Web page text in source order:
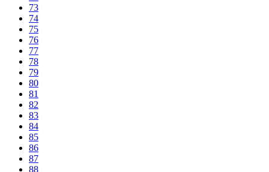
73
74
75
76
77
78
79
80
81
82
83
84
85
86
87
88